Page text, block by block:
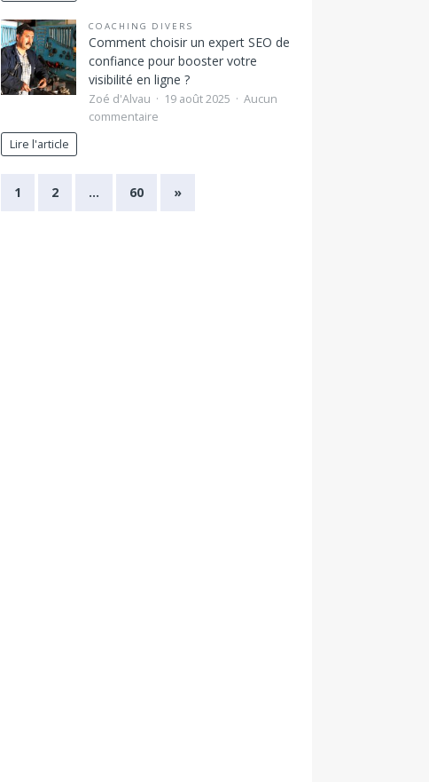
COACHING DIVERS
Comment choisir un expert SEO de
confiance pour booster votre
visibilité en ligne ?
Zoé d'Alvau 19 août 2025
Aucun
commentaire
Lire l'article
1 2 … 60 »